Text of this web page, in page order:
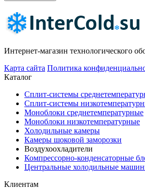
Интернет-магазин технологического
Карта сайта Политика
Каталог
Сплит-системы
Сплит-системы
Моноблоки среднетемпературные
Моноблоки низкотемпературные
Холодильные камеры
Камеры шоковой заморозки
Воздухоохладители
Компрессорно-конденсаторные
Центральные холодильные
Клиентам